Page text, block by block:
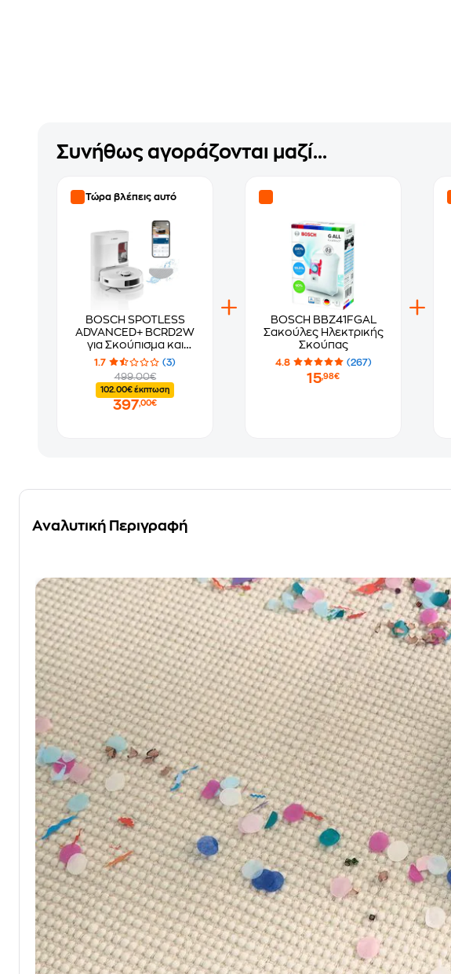
Συνήθως αγοράζονται μαζί...
Τώρα βλέπεις αυτό
BOSCH SPOTLESS
ADVANCED+ BCRD2W
για Σκούπισμα και
Σφουγγάρισμα Λευκό
Σκούπα Ρομπότ
1.7
(3)
499.00€
102.00€ έκπτωση
397,00€
BOSCH BBZ41FGAL
Σακούλες Ηλεκτρικής
Σκούπας
4.8 (267)
15,98€
Αναλυτική Περιγραφή